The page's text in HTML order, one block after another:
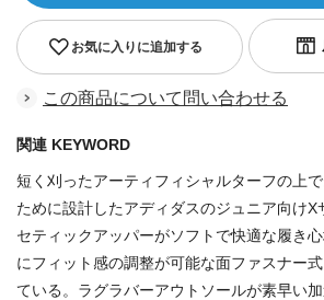
お気に入りに追加する
この商品について問い合わせる
関連 KEYWORD
短く刈ったアーティフィシャルターフの上
ために設計したアディダスのジュニア向けX
セティックアッパーがソフトで快適な履き
にフィット感の調整が可能な面ファスナー
ている。ラグラバーアウトソールが素早い